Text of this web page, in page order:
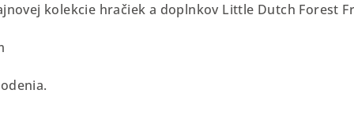
kolekcie hračiek a doplnkov Little Dutch Forest